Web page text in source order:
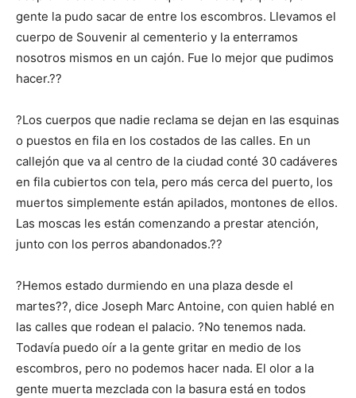
gente la pudo sacar de entre los escombros. Llevamos el
cuerpo de Souvenir al cementerio y la enterramos
nosotros mismos en un cajón. Fue lo mejor que pudimos
hacer.??
?Los cuerpos que nadie reclama se dejan en las esquinas
o puestos en fila en los costados de las calles. En un
callejón que va al centro de la ciudad conté 30 cadáveres
en fila cubiertos con tela, pero más cerca del puerto, los
muertos simplemente están apilados, montones de ellos.
Las moscas les están comenzando a prestar atención,
junto con los perros abandonados.??
?Hemos estado durmiendo en una plaza desde el
martes??, dice Joseph Marc Antoine, con quien hablé en
las calles que rodean el palacio. ?No tenemos nada.
Todavía puedo oír a la gente gritar en medio de los
escombros, pero no podemos hacer nada. El olor a la
gente muerta mezclada con la basura está en todos